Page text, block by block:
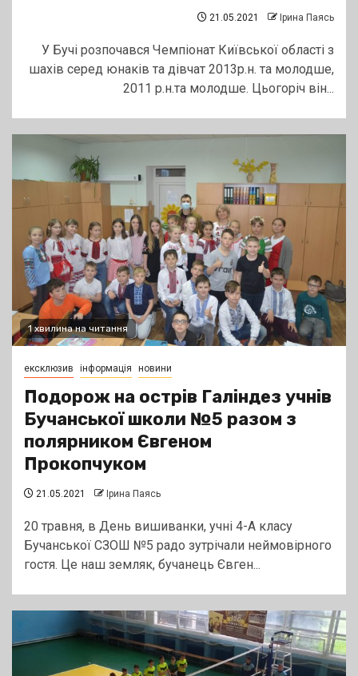
21.05.2021 Ірина Паясь
У Бучі розпочався Чемпіонат Київської області з
шахів серед юнаків та дівчат 2013р.н. та молодше,
2011 р.н.та молодше. Цьогоріч він...
1 хвилина на читання
ексклюзив інформація новини
Подорож на острів Галіндез учнів
Бучанської школи №5 разом з
полярником Євгеном
Прокопчуком
21.05.2021 Ірина Паясь
20 травня, в День вишиванки, учні 4-А класу
Бучанської СЗОШ №5 радо зутрічали неймовірного
гостя. Це наш земляк, бучанець Євген...